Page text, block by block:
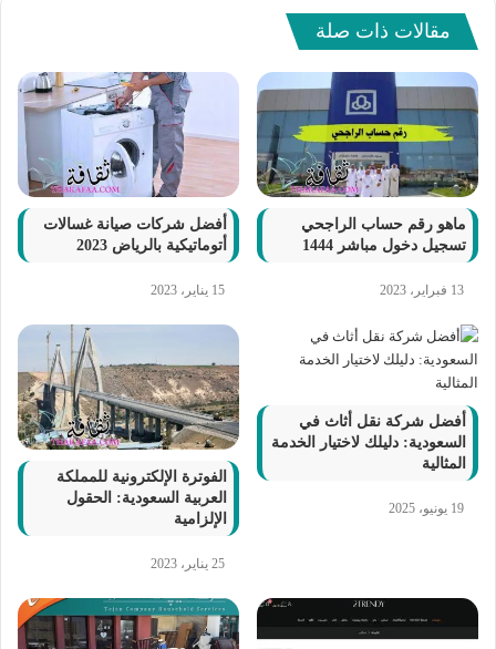
مقالات ذات صلة
ماهو رقم حساب الراجحي
تسجيل دخول مباشر 1444
13 فبراير، 2023
أفضل شركات صيانة غسالات
أتوماتيكية بالرياض 2023
15 يناير، 2023
أفضل شركة نقل أثاث في
السعودية: دليلك لاختيار الخدمة
المثالية
19 يونيو، 2025
الفوترة الإلكترونية للمملكة
العربية السعودية: الحقول
الإلزامية
25 يناير، 2023